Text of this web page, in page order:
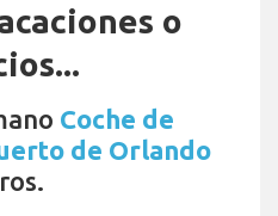
o
Coche de
de Orlando